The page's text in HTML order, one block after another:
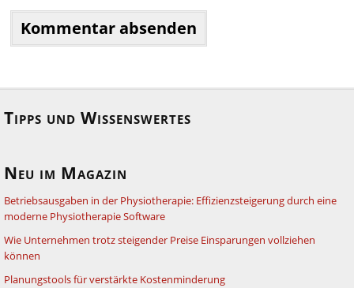
Tipps und Wissenswertes
Neu im Magazin
Betriebsausgaben in der Physiotherapie: Effizienzsteigerung durch eine
moderne Physiotherapie Software
Wie Unternehmen trotz steigender Preise Einsparungen vollziehen
können
Planungstools für verstärkte Kostenminderung